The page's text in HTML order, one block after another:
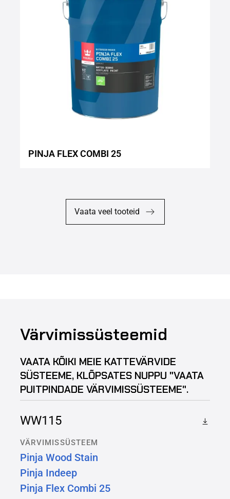
PINJA FLEX COMBI 25
Vaata veel tooteid
Värvimissüsteemid
VAATA KÕIKI MEIE KATTEVÄRVIDE
SÜSTEEME, KLÕPSATES NUPPU "VAATA
PUITPINDADE VÄRVIMISSÜSTEEME".
WW115
VÄRVIMISSÜSTEEM
Pinja Wood Stain
Pinja Indeep
Pinja Flex Combi 25